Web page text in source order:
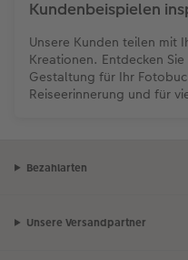
Kundenbeispielen
Unsere Kunden teilen mit
Kreationen. Entdecken
Gestaltung für Ihr
Reiseerinnerung und für
Bezahlarten
Unsere Versandpartner